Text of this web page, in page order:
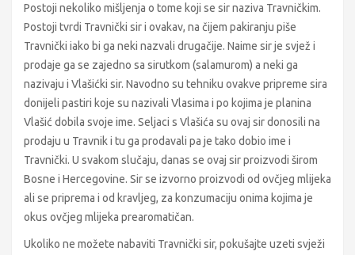
Postoji nekoliko mišljenja o tome koji se sir naziva Travničkim.
Postoji tvrdi Travnički sir i ovakav, na čijem pakiranju piše
Travnički iako bi ga neki nazvali drugačije. Naime sir je svjež i
prodaje ga se zajedno sa sirutkom (salamurom) a neki ga
nazivaju i Vlašićki sir. Navodno su tehniku ovakve pripreme sira
donijeli pastiri koje su nazivali Vlasima i po kojima je planina
Vlašić dobila svoje ime. Seljaci s Vlašića su ovaj sir donosili na
prodaju u Travnik i tu ga prodavali pa je tako dobio ime i
Travnički. U svakom slučaju, danas se ovaj sir proizvodi širom
Bosne i Hercegovine. Sir se izvorno proizvodi od ovčjeg mlijeka
ali se priprema i od kravljeg, za konzumaciju onima kojima je
okus ovčjeg mlijeka prearomatičan.
Ukoliko ne možete nabaviti Travnički sir, pokušajte uzeti svježi